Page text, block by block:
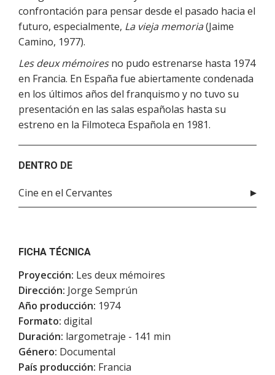
confrontación para pensar desde el pasado hacia el
futuro, especialmente, La vieja memoria(Jaime
Camino, 1977).
Les deux mémoiresno pudo estrenarse hasta 1974
en Francia. En España fue abiertamente condenada
en los últimos años del franquismo y no tuvo su
presentación en las salas españolas hasta su
estreno en la Filmoteca Española en 1981.
DENTRO DE
Cine en el Cervantes
FICHA TÉCNICA
Proyección: Les deux mémoires
Dirección: Jorge Semprún
Año producción: 1974
Formato: digital
Duración: largometraje - 141 min
Género: Documental
País producción: Francia